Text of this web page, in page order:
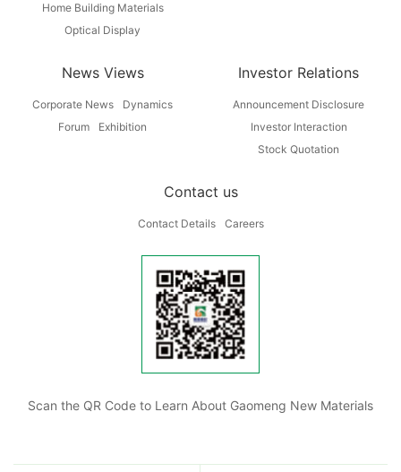
Home Building Materials
Optical Display
News Views
Corporate News
Dynamics
Forum
Exhibition
Investor Relations
Announcement Disclosure
Investor Interaction
Stock Quotation
Contact us
Contact Details Careers
Scan the QR Code to Learn About Gaomeng New Materials